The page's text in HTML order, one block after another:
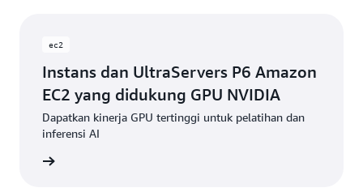
ec2
Instans dan UltraServers P6 Amazon
EC2 yang didukung GPU NVIDIA
Dapatkan kinerja GPU tertinggi untuk pelatihan dan
inferensi AI